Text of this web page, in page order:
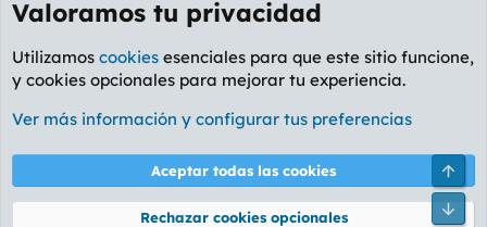
Foro General
Cookies
PL OLDSTYLE AMARILLO
Términos y reglas Política de privacidad Ayuda
Valoramos tu privacidad
Utilizamos cookies esenciales para que este sitio funcione,
y cookies opcionales para mejorar tu experiencia.
Ver más información y configurar tus preferencias
Aceptar todas las cookies
Rechazar cookies opcionales
Pie